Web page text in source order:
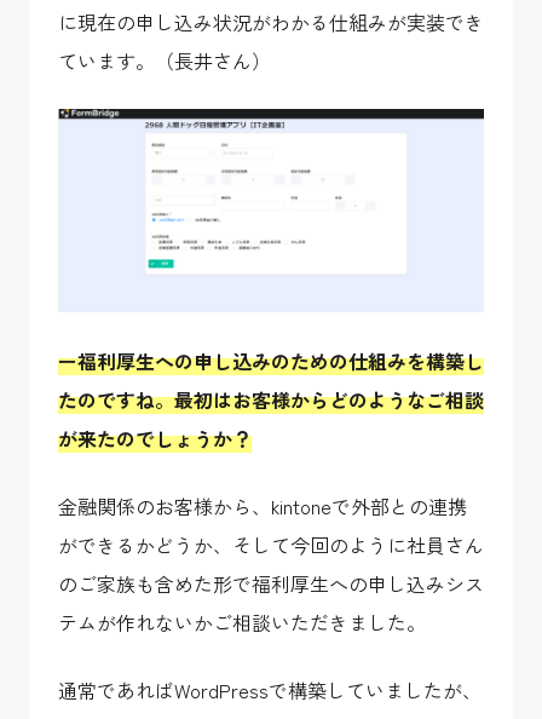
に現在の申し込み状況がわかる仕組みが実装でき
ています。（長井さん）
ー福利厚生への申し込みのための仕組みを構築し
たのですね。最初はお客様からどのようなご相談
が来たのでしょうか？
金融関係のお客様から、kintoneで外部との連携
ができるかどうか、そして今回のように社員さん
のご家族も含めた形で福利厚生への申し込みシス
テムが作れないかご相談いただきました。
通常であればWordPressで構築していましたが、